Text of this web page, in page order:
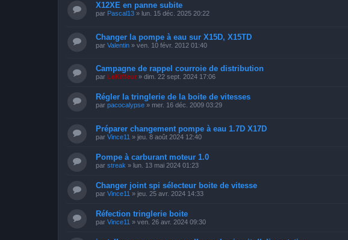
X12XE en panne subite
par Pascal13 » lun. 15 déc. 2025 20:22
Changer la pompe à eau sur X15D, X15TD
par Valentin » ven. 10 févr. 2012 01:40
Campagne de rappel courroie de distribution
par LeKiffeur » dim. 22 sept. 2024 17:06
Régler la tringlerie de la boite de vitesses
par pacocalypse » mer. 16 déc. 2009 03:29
Préparer changement pompe à eau 1.7D X17D
par Vince11 » jeu. 8 août 2024 12:40
Pompe à carburant moteur 1.0
par streak » lun. 13 mai 2024 01:23
Changer joint spi sélecteur boite de vitesse
par Vince11 » jeu. 25 avr. 2024 14:33
Réfection tringlerie boite
par Vince11 » ven. 26 avr. 2024 09:30